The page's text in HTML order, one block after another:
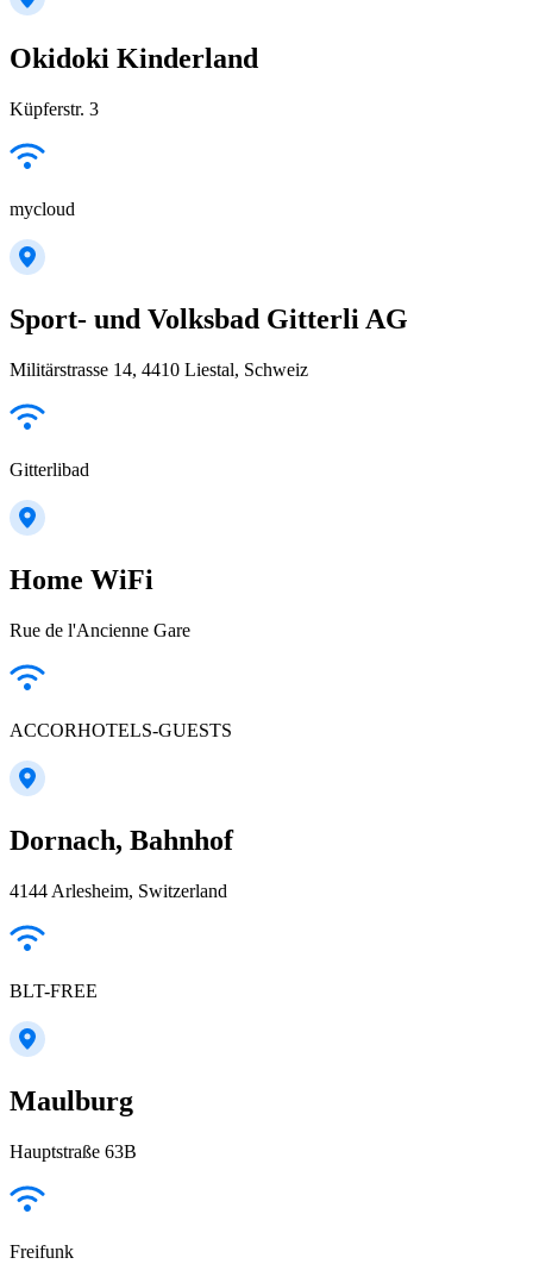
Okidoki Kinderland
Küpferstr. 3
mycloud
Sport- und Volksbad Gitterli AG
Militärstrasse 14, 4410 Liestal, Schweiz
Gitterlibad
Home WiFi
Rue de l'Ancienne Gare
ACCORHOTELS-GUESTS
Dornach, Bahnhof
4144 Arlesheim, Switzerland
BLT-FREE
Maulburg
Hauptstraße 63B
Freifunk